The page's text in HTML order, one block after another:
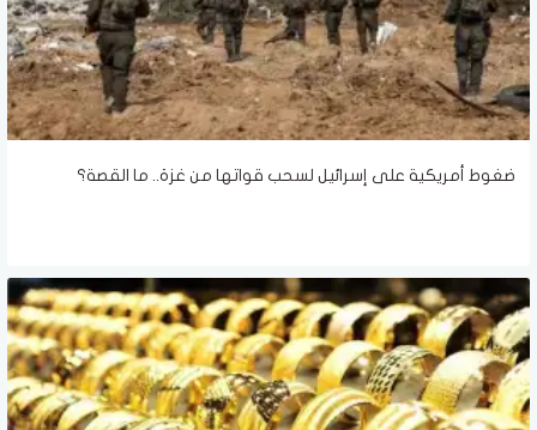
ضغوط أمريكية على إسرائيل لسحب قواتها من غزة.. ما القصة؟